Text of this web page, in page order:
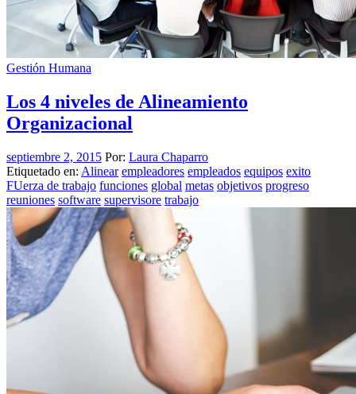
Gestión Humana
Los 4 niveles de Alineamiento
Organizacional
septiembre 2, 2015 Por: Laura Chaparro
Etiquetado en: Alinear empleadores empleados equipos exito
FUerza de trabajo funciones global metas objetivos progreso
reuniones software supervisore trabajo